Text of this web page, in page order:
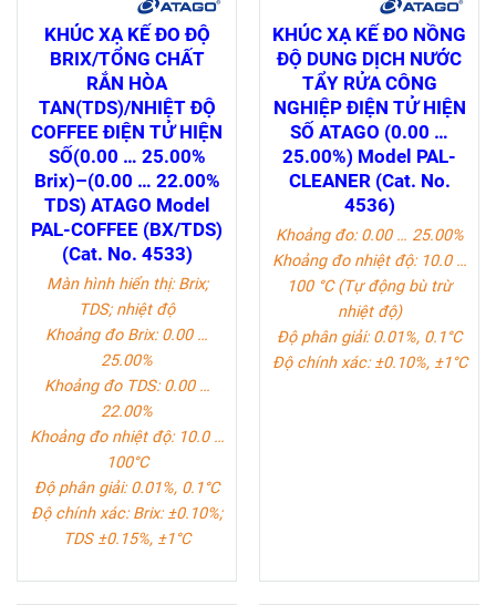
KHÚC XẠ KẾ ĐO ĐỘ
BRIX/TỔNG CHẤT
RẮN HÒA
TAN(TDS)/NHIỆT ĐỘ
COFFEE ĐIỆN TỬ HIỆN
SỐ(0.00 … 25.00%
Brix)–(0.00 … 22.00%
TDS) ATAGO Model
PAL-COFFEE (BX/TDS)
(Cat. No. 4533)
Màn hình hiển thị: Brix;
TDS; nhiệt độ
Khoảng đo Brix: 0.00 …
25.00%
Khoảng đo TDS: 0.00 …
22.00%
Khoảng đo nhiệt độ: 10.0 …
100°C
Độ phân giải: 0.01%, 0.1°C
Độ chính xác: Brix: ±0.10%;
TDS ±0.15%, ±1°C
KHÚC XẠ KẾ ĐO NỒNG
ĐỘ DUNG DỊCH NƯỚC
TẨY RỬA CÔNG
NGHIỆP ĐIỆN TỬ HIỆN
SỐ ATAGO (0.00 …
25.00%) Model PAL-
CLEANER (Cat. No.
4536)
Khoảng đo: 0.00 … 25.00%
Khoảng đo nhiệt độ: 10.0 …
100 °C (Tự động bù trừ
nhiệt độ)
Độ phân giải: 0.01%, 0.1°C
Độ chính xác: ±0.10%, ±1°C